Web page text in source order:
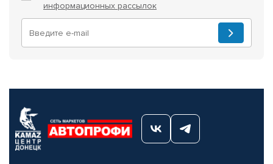
информационных рассылок